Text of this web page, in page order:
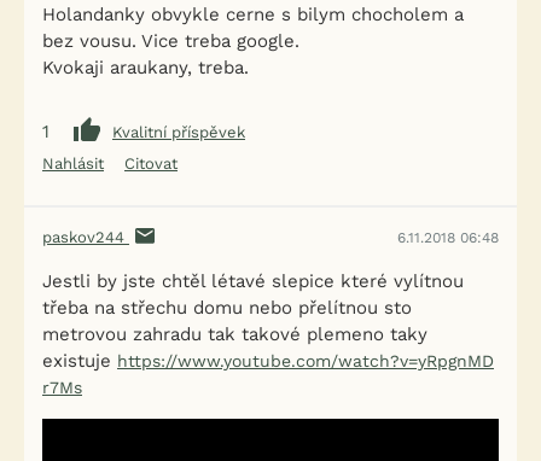
Holandanky obvykle cerne s bilym chocholem a
bez vousu. Vice treba google.
Kvokaji araukany, treba.
1
Kvalitní příspěvek
Nahlásit
Citovat
paskov244 6.11.2018 06:48
Jestli by jste chtěl létavé slepice které vylítnou
třeba na střechu domu nebo přelítnou sto
metrovou zahradu tak takové plemeno taky
existuje https://www.youtube.com/watch?v=yRpgnMD
r7Ms